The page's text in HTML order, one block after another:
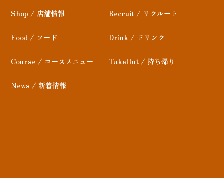
Shop / 店舗情報 Recruit / リクルート
Food / フード Drink / ドリンク
Course / コースメニュー TakeOut / 持ち帰り
News / 新着情報